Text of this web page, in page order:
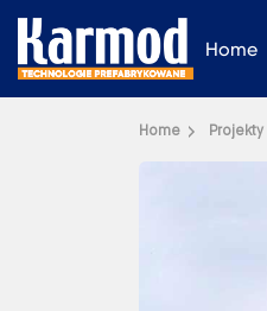
Home
Home Projekty